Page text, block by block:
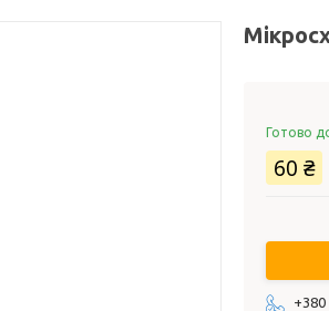
Готово
60 ₴
+380